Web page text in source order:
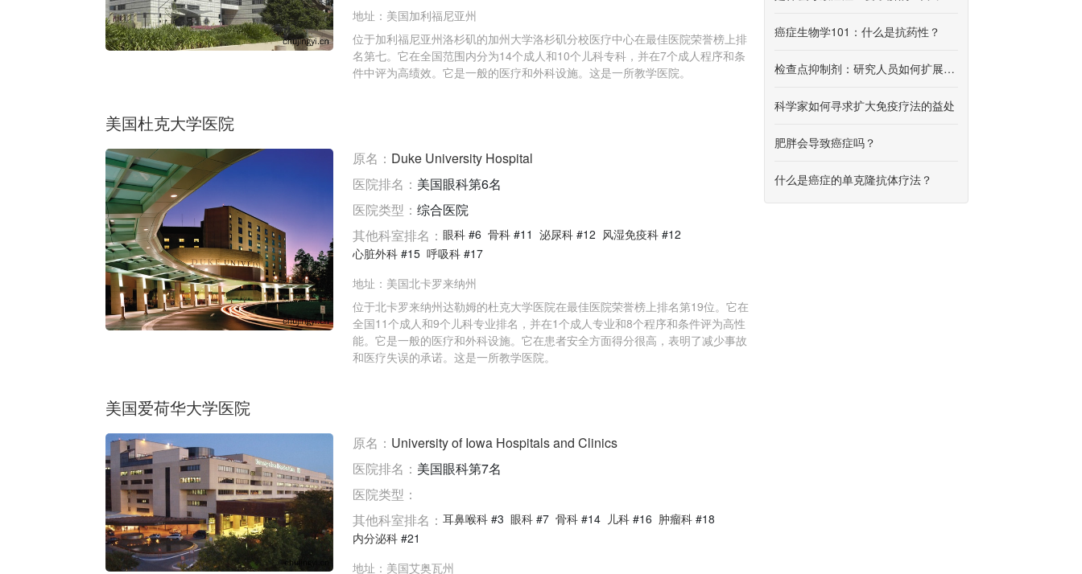
地址： 美国加利福尼亚州
位于加利福尼亚州洛杉矶的加州大学洛杉矶分校医疗中心在最佳医院荣誉榜上排
名第七。它在全国范围内分为14个成人和10个儿科专科，并在7个成人程序和条
件中评为高绩效。它是一般的医疗和外科设施。这是一所教学医院。
美国杜克大学医院
原名： Duke University Hospital
医院排名： 美国眼科第6名
医院类型： 综合医院
其他科室排名： 眼科 #6 骨科 #11 泌尿科 #12 风湿免疫科 #12
心脏外科 #15 呼吸科 #17
地址： 美国北卡罗来纳州
位于北卡罗来纳州达勒姆的杜克大学医院在最佳医院荣誉榜上排名第19位。它在
全国11个成人和9个儿科专业排名，并在1个成人专业和8个程序和条件评为高性
能。它是一般的医疗和外科设施。它在患者安全方面得分很高，表明了减少事故
和医疗失误的承诺。这是一所教学医院。
美国爱荷华大学医院
原名： University of Iowa Hospitals and Clinics
医院排名： 美国眼科第7名
医院类型：
其他科室排名： 耳鼻喉科 #3 眼科 #7 骨科 #14 儿科 #16 肿瘤科 #18
内分泌科 #21
地址： 美国艾奥瓦州
癌症生物学101：什么是抗药性？
检查点抑制剂：研究人员如何扩展这种形式的免疫疗法
科学家如何寻求扩大免疫疗法的益处
肥胖会导致癌症吗？
什么是癌症的单克隆抗体疗法？